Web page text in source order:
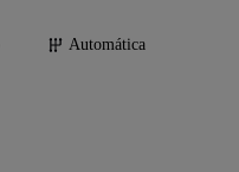
Automática